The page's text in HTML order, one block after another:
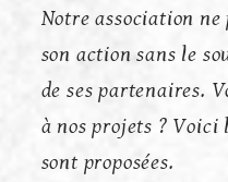
Notre association
son action sans le
de ses partenaires.
à nos projets ?
sont proposées.